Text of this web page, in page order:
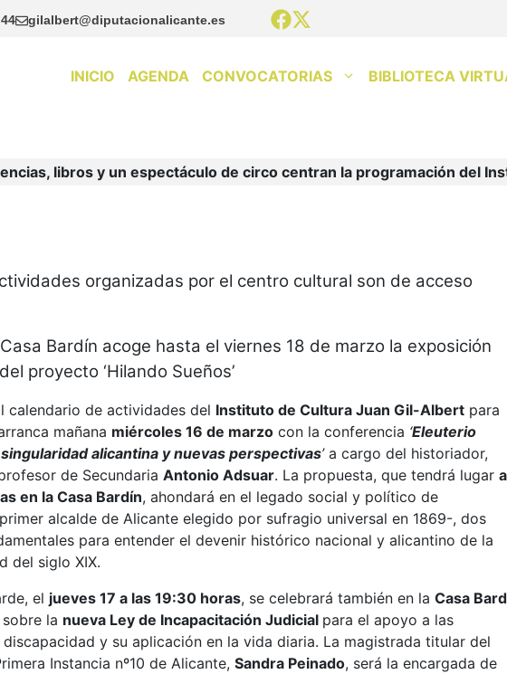
gilalbert@diputacionalicante.es
INICIO AGENDA CONVOCATORIAS BIBLIOTECA
libros y un espectáculo de circo centran la programación del
organizadas por el centro cultural son de acceso
Bardín acoge hasta el viernes 18 de marzo la exposición
proyecto ‘Hilando Sueños’
calendario de actividades del Instituto de Cultura Juan Gil-Albert para
mañana miércoles 16 de marzo con la conferencia ‘Eleuterio
alicantina y nuevas perspectivas’a cargo del historiador,
de Secundaria Antonio Adsuar. La propuesta, que tendrá lugar a
en la Casa Bardín, ahondará en el legado social y político de
alcalde de Alicante elegido por sufragio universal en 1869-, dos
para entender el devenir histórico nacional y alicantino de la
del siglo XIX.
el jueves 17 a las 19:30 horas, se celebrará también en la Casa
la nueva Ley de Incapacitación Judicial para el apoyo a las
discapacidad y su aplicación en la vida diaria. La magistrada titular del
Instancia nº10 de Alicante, Sandra Peinado, será la encargada de